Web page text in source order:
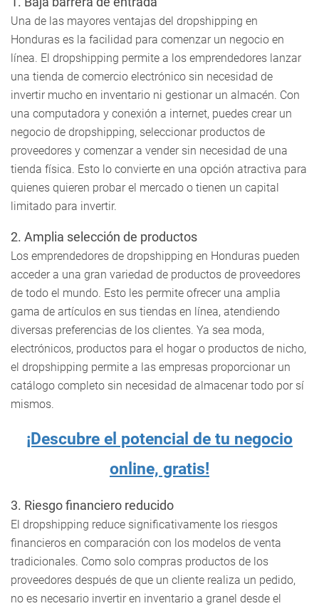
Una de las mayores ventajas del dropshipping en
Honduras es la facilidad para comenzar un negocio en
línea. El dropshipping permite a los emprendedores lanzar
una tienda de comercio electrónico sin necesidad de
invertir mucho en inventario ni gestionar un almacén. Con
una computadora y conexión a internet, puedes crear un
negocio de dropshipping, seleccionar productos de
proveedores y comenzar a vender sin necesidad de una
tienda física. Esto lo convierte en una opción atractiva para
quienes quieren probar el mercado o tienen un capital
limitado para invertir.
2. Amplia selección de productos
Los emprendedores de dropshipping en Honduras pueden
acceder a una gran variedad de productos de proveedores
de todo el mundo. Esto les permite ofrecer una amplia
gama de artículos en sus tiendas en línea, atendiendo
diversas preferencias de los clientes. Ya sea moda,
electrónicos, productos para el hogar o productos de nicho,
el dropshipping permite a las empresas proporcionar un
catálogo completo sin necesidad de almacenar todo por sí
mismos.
¡Descubre el potencial de tu negocio
online, gratis!
3. Riesgo financiero reducido
El dropshipping reduce significativamente los riesgos
financieros en comparación con los modelos de venta
tradicionales. Como solo compras productos de los
proveedores después de que un cliente realiza un pedido,
no es necesario invertir en inventario a granel desde el